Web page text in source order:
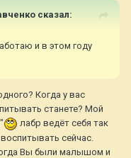
сказал:
и в этом году
Когда у вас
станете? Мой
лабр ведёт себя так
сейчас.
Вы были малышом и